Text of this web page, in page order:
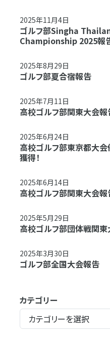
2025年11月4日
ゴルフ部Singha
Championship 2025報
2025年8月29日
ゴルフ部夏合宿報告
2025年7月11日
高校ゴルフ部関東大会報
2025年6月24日
高校ゴルフ部東京都大
獲得！
2025年6月14日
高校ゴルフ部関東大会報
2025年5月29日
高校ゴルフ部団体戦関東
2025年3月30日
ゴルフ部全国大会報告
カテゴリー